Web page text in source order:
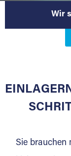
Wir
Werden
Sie bieten
für die
Sie brauchen